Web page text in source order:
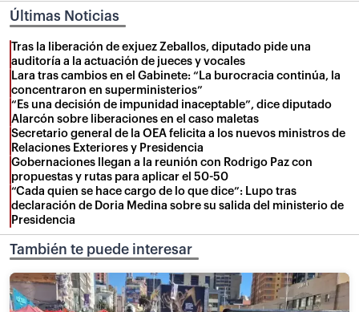
Últimas Noticias
Tras la liberación de exjuez Zeballos, diputado pide una
auditoría a la actuación de jueces y vocales
Lara tras cambios en el Gabinete: “La burocracia continúa, la
concentraron en superministerios”
“Es una decisión de impunidad inaceptable”, dice diputado
Alarcón sobre liberaciones en el caso maletas
Secretario general de la OEA felicita a los nuevos ministros de
Relaciones Exteriores y Presidencia
Gobernaciones llegan a la reunión con Rodrigo Paz con
propuestas y rutas para aplicar el 50-50
“Cada quien se hace cargo de lo que dice”: Lupo tras
declaración de Doria Medina sobre su salida del ministerio de
Presidencia
También te puede interesar